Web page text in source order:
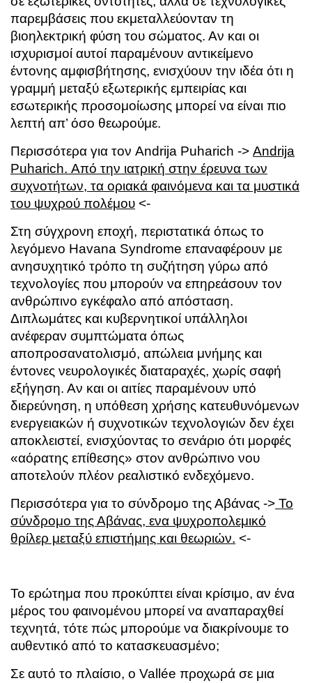
παρεμβάσεις που εκμεταλλεύονταν τη
βιοηλεκτρική φύση του σώματος. Αν και οι
ισχυρισμοί αυτοί παραμένουν αντικείμενο
έντονης αμφισβήτησης, ενισχύουν την ιδέα ότι η
γραμμή μεταξύ εξωτερικής εμπειρίας και
εσωτερικής προσομοίωσης μπορεί να είναι πιο
λεπτή απ’ όσο θεωρούμε.
Περισσότερα για τον Andrija Puharich -> Andrija
Puharich. Από την ιατρική στην έρευνα των
συχνοτήτων, τα οριακά φαινόμενα και τα μυστικά
του ψυχρού πολέμου <-
Στη σύγχρονη εποχή, περιστατικά όπως το
λεγόμενο Havana Syndrome επαναφέρουν με
ανησυχητικό τρόπο τη συζήτηση γύρω από
τεχνολογίες που μπορούν να επηρεάσουν τον
ανθρώπινο εγκέφαλο από απόσταση.
Διπλωμάτες και κυβερνητικοί υπάλληλοι
ανέφεραν συμπτώματα όπως
αποπροσανατολισμό, απώλεια μνήμης και
έντονες νευρολογικές διαταραχές, χωρίς σαφή
εξήγηση. Αν και οι αιτίες παραμένουν υπό
διερεύνηση, η υπόθεση χρήσης κατευθυνόμενων
ενεργειακών ή συχνοτικών τεχνολογιών δεν έχει
αποκλειστεί, ενισχύοντας το σενάριο ότι μορφές
«αόρατης επίθεσης» στον ανθρώπινο νου
αποτελούν πλέον ρεαλιστικό ενδεχόμενο.
Περισσότερα για το σύνδρομο της Αβάνας -> Το
σύνδρομο της Αβάνας, ενα ψυχροπολεμικό
θρίλερ μεταξύ επιστήμης και θεωριών. <-
Το ερώτημα που προκύπτει είναι κρίσιμο, αν ένα
μέρος του φαινομένου μπορεί να αναπαραχθεί
τεχνητά, τότε πώς μπορούμε να διακρίνουμε το
αυθεντικό από το κατασκευασμένο;
Σε αυτό το πλαίσιο, ο Vallée προχωρά σε μια